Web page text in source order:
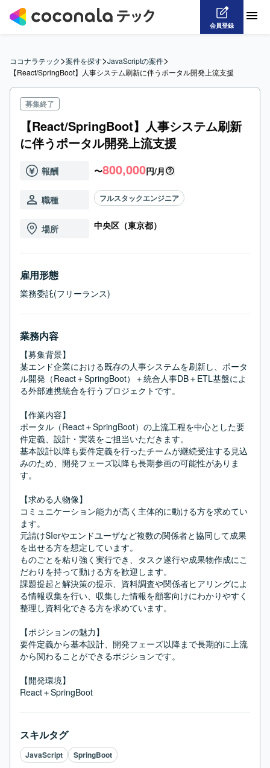
会員登録
ココナラテック>案件を探す>JavaScriptの案件>
【React/SpringBoot】人事システム刷新に伴うポータル開発上流支援
募集終了
【React/SpringBoot】人事システム刷新
に伴うポータル開発上流支援
報酬 〜800,000円/月
職種 フルスタックエンジニア
場所 中央区（東京都）
雇用形態
業務委託(フリーランス)
業務内容
【募集背景】
某エンド企業における既存の人事システムを刷新し、ポータ
ル開発（React＋SpringBoot）＋統合人事DB＋ETL基盤によ
る外部連携統合を行うプロジェクトです。
【作業内容】
ポータル（React＋SpringBoot）の上流工程を中心とした要
件定義、設計・実装をご担当いただきます。
基本設計以降も要件定義を行ったチームが継続受注する見込
みのため、開発フェーズ以降も長期参画の可能性がありま
す。
【求める人物像】
コミュニケーション能力が高く主体的に動ける方を求めてい
ます。
元請けSIerやエンドユーザなど複数の関係者と協同して成果
を出せる方を想定しています。
ものごとを粘り強く実行でき、タスク遂行や成果物作成にこ
だわりを持って動ける方を歓迎します。
課題提起と解決策の提示、資料調査や関係者ヒアリングによ
る情報収集を行い、収集した情報を顧客向けにわかりやすく
整理し資料化できる方を求めています。
【ポジションの魅力】
要件定義から基本設計、開発フェーズ以降まで長期的に上流
から関わることができるポジションです。
【開発環境】
React＋SpringBoot
スキルタグ
JavaScript SpringBoot